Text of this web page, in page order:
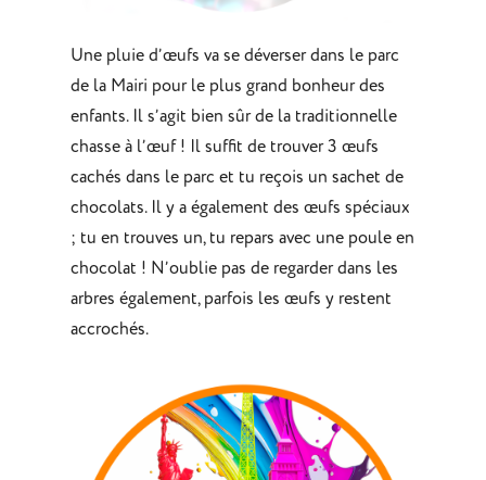
Une pluie d’œufs va se déverser dans le parc
de la Mairi pour le plus grand bonheur des
enfants. Il s’agit bien sûr de la traditionnelle
chasse à l’œuf ! Il suffit de trouver 3 œufs
cachés dans le parc et tu reçois un sachet de
chocolats. Il y a également des œufs spéciaux
; tu en trouves un, tu repars avec une poule en
chocolat ! N’oublie pas de regarder dans les
arbres également, parfois les œufs y restent
accrochés.